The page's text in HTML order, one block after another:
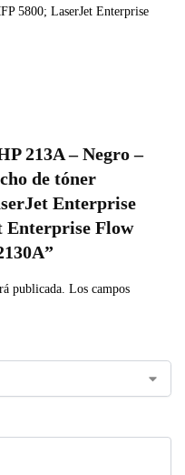
5800; LaserJet Enterprise
213A – Negro –
de tóner
Enterprise
Enterprise Flow
publicada. Los campos